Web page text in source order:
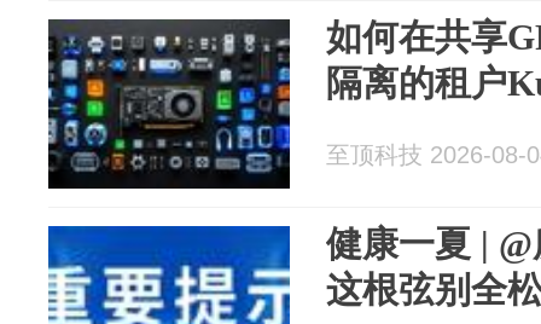
如何在共享
隔离的租户
至顶科技 2026-08-
健康一夏 |
这根弦别全